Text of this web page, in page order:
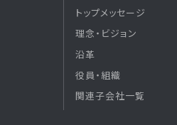
トップメッセージ
理念・ビジョン
沿革
役員・組織
関連子会社一覧